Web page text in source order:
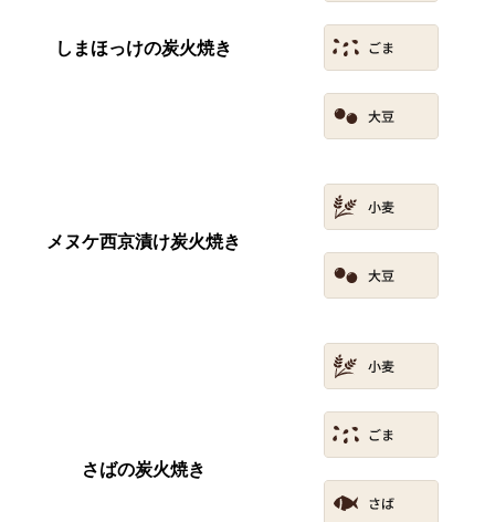
しまほっけの炭火焼き
メヌケ西京漬け炭火焼き
さばの炭火焼き